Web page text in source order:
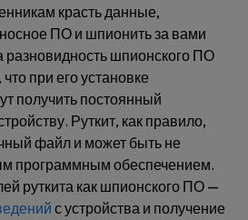
красть данные,
ПО и шпионить за вами
разновидность шпионского ПО
при его установке
получить постоянный
Руткит, как правило,
файл и может быть не
программным обеспечением.
руткита как шпионского ПО —
с устройства и получение